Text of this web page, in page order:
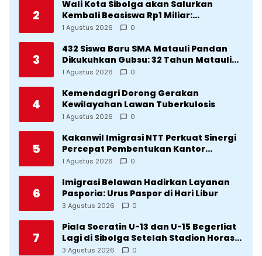
2
Wali Kota Sibolga akan Salurkan
Kembali Beasiswa Rp1 Miliar:
Diproritaskan Mahasiswa Korban
1 Agustus 2026 0
3
432 Siswa Baru SMA Matauli Pandan
Dikukuhkan Gubsu: 32 Tahun Matauli
Cetak SDM Unggul
1 Agustus 2026 0
4
Kemendagri Dorong Gerakan
Kewilayahan Lawan Tuberkulosis
1 Agustus 2026 0
5
Kakanwil Imigrasi NTT Perkuat Sinergi
Percepat Pembentukan Kantor
Imigrasi Sumba Timur
1 Agustus 2026 0
6
Imigrasi Belawan Hadirkan Layanan
Pasporia: Urus Paspor di Hari Libur
3 Agustus 2026 0
7
Piala Soeratin U-13 dan U-15 Begerliat
Lagi di Sibolga Setelah Stadion Horas
Direvitalisasi Wali Kota
3 Agustus 2026 0